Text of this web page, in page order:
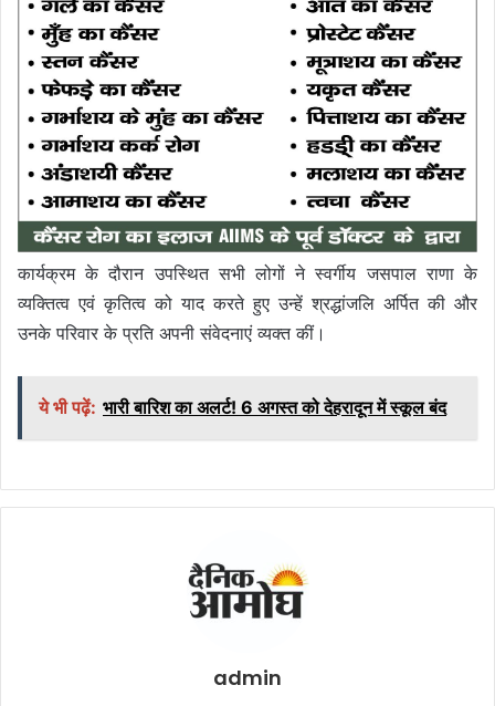
कार्यक्रम के दौरान उपस्थित सभी लोगों ने स्वर्गीय जसपाल राणा के
व्यक्तित्व एवं कृतित्व को याद करते हुए उन्हें श्रद्धांजलि अर्पित की और
उनके परिवार के प्रति अपनी संवेदनाएं व्यक्त कीं।
ये भी पढ़ें: भारी बारिश का अलर्ट! 6 अगस्त को देहरादून में स्कूल बंद
admin